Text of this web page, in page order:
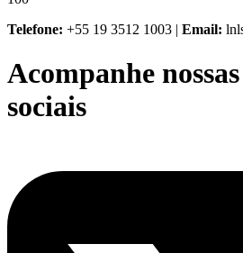
Telefone: +55 19 3512 1003 | Email:
Acompanhe
sociais